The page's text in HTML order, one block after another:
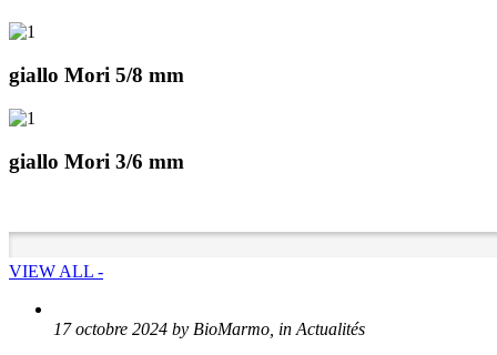
giallo Mori 5/8 mm
giallo Mori 3/6 mm
VIEW ALL -
17 octobre 2024 by BioMarmo, in Actualités